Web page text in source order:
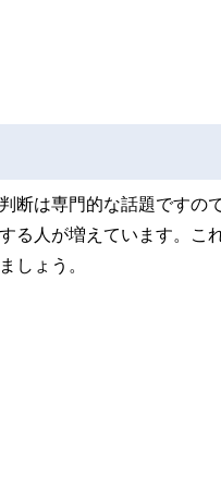
断は専門的な話題ですの
る人が増えています。こ
しょう。